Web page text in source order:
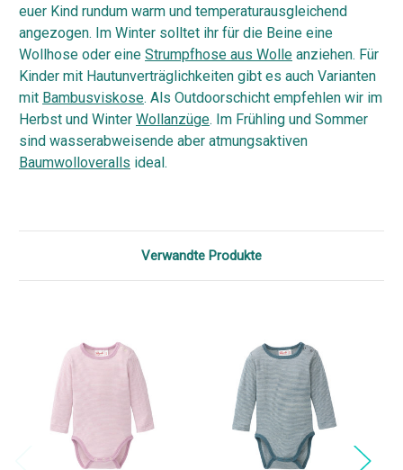
euer Kind rundum warm und temperaturausgleichend
angezogen. Im Winter solltet ihr für die Beine eine
Wollhose oder eine Strumpfhose aus Wolle anziehen. Für
Kinder mit Hautunverträglichkeiten gibt es auch Varianten
mit Bambusviskose. Als Outdoorschicht empfehlen wir im
Herbst und Winter Wollanzüge. Im Frühling und Sommer
sind wasserabweisende aber atmungsaktiven
Baumwolloveralls ideal.
Verwandte Produkte